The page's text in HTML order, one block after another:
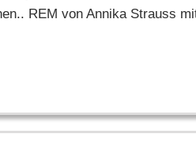
REM von Annika Strauss